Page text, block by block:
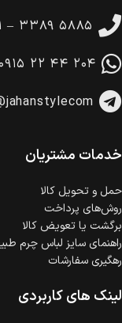
در هنگام
وجود دارد.
خرید اقساطی
است.
گارانتی
۰۵۱ – ۳۳۸۹
۰۹۱۵ ۲۲ ۴۴
خدمات مشتریان
حمل‌ و تحویل کالا
روش‌های پرداخت
برگشت یا تعویض کالا
راهنمای سایز لباس چرم
رهگیری سفارشات
لینک های کاربردی